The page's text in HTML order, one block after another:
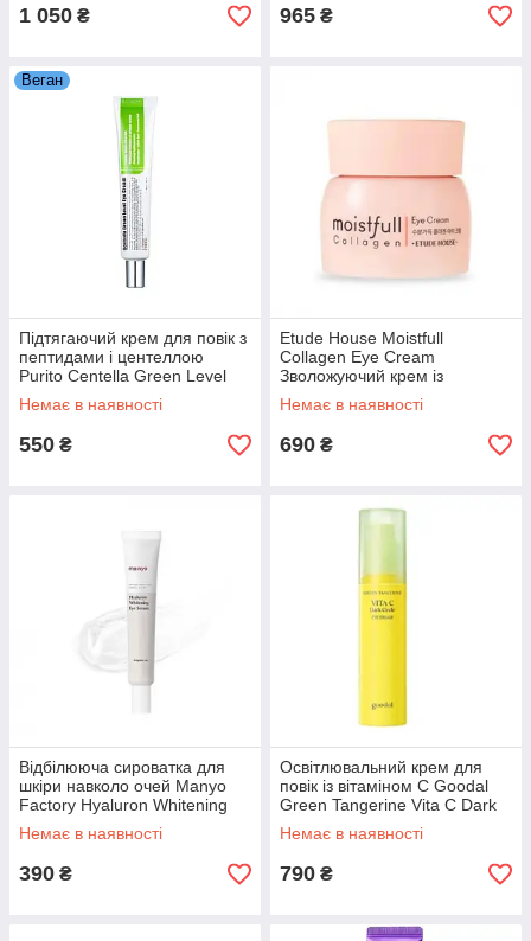
1 050 ₴ 965 ₴
Веган
Підтягаючий крем для повік з
пептидами і центеллою
Purito Centella Green Level
Eye Cream
Немає в наявності
550 ₴
Etude House Moistfull
Collagen Eye Cream
Зволожуючий крем із
колагеном для шкіри навколо
очей
Немає в наявності
690 ₴
Відбілююча сироватка для
шкіри навколо очей Manyo
Factory Hyaluron Whitening
Eye Serum
Немає в наявності
390 ₴
Освітлювальний крем для
повік із вітаміном C Goodal
Green Tangerine Vita C Dark
Circle Eye Cream 30 мл
Немає в наявності
790 ₴